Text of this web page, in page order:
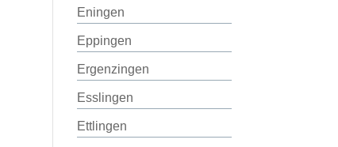
Eningen
Eppingen
Ergenzingen
Esslingen
Ettlingen